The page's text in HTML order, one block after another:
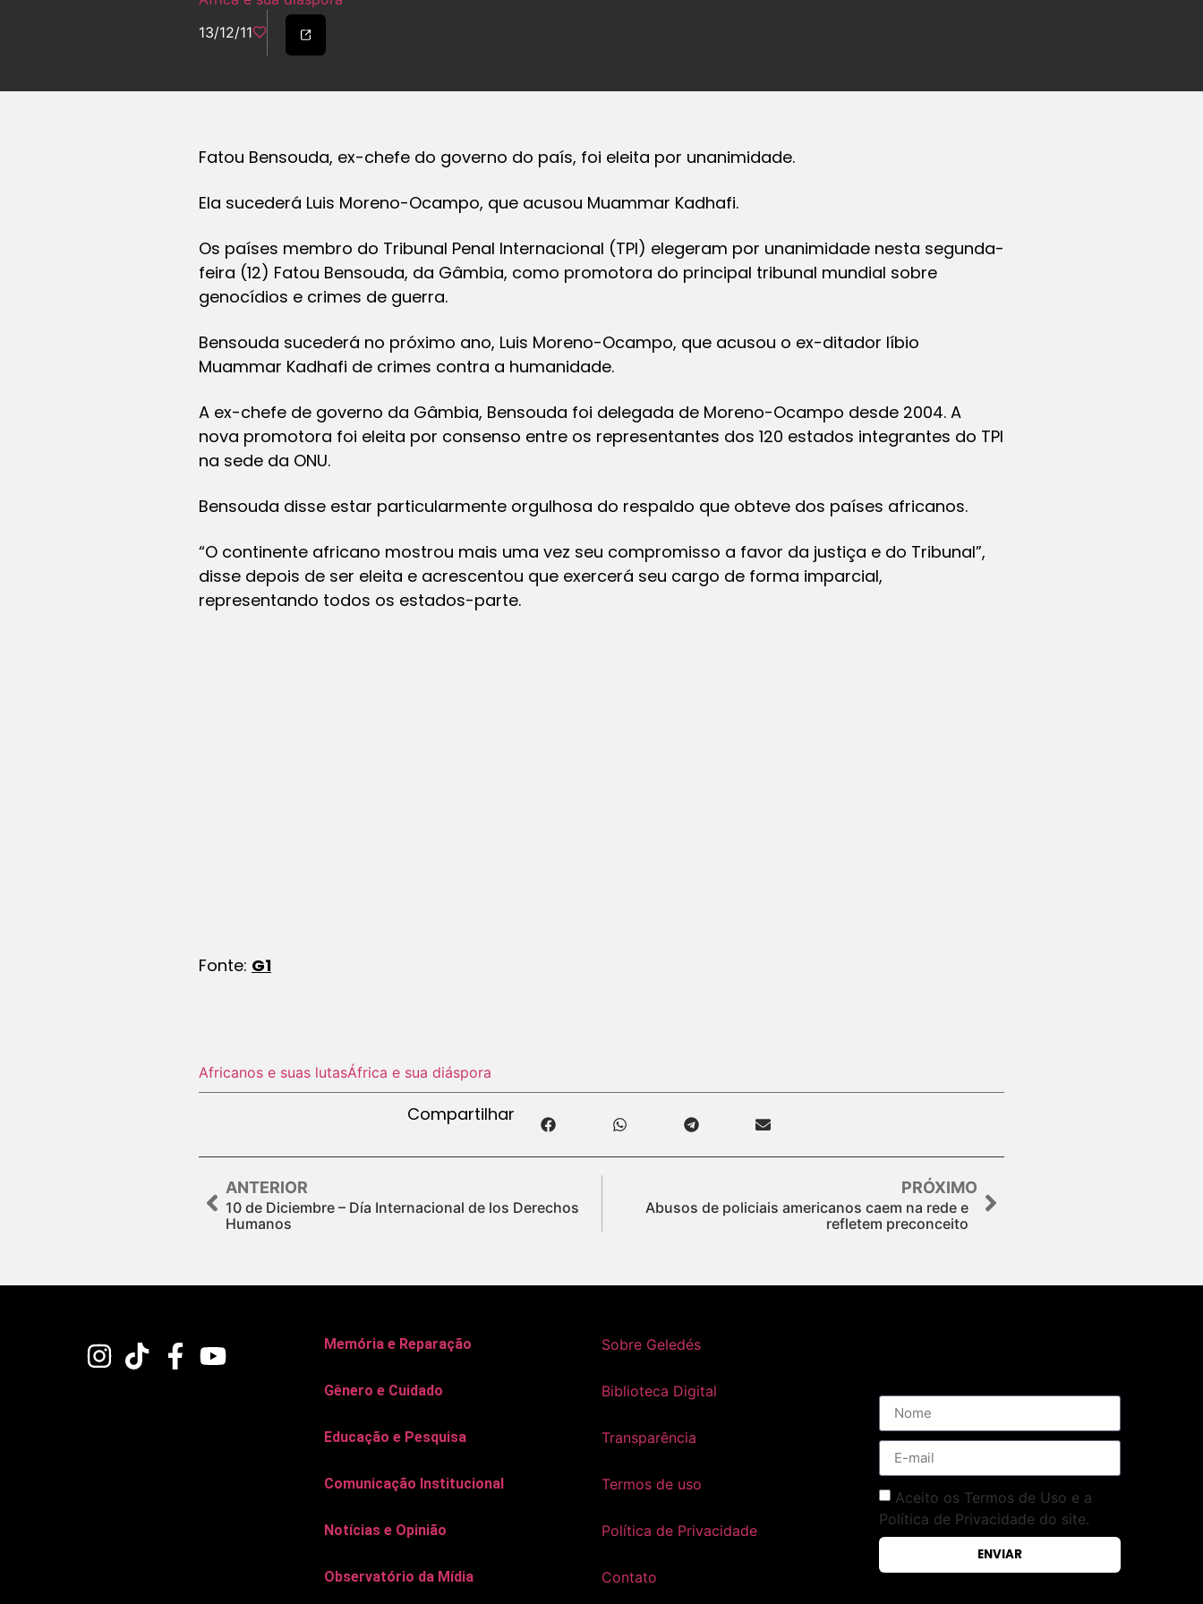
13/12/11
Fatou Bensouda, ex-chefe do governo do país, foi eleita por unanimidade.
Ela sucederá Luis Moreno-Ocampo, que acusou Muammar Kadhafi.
Os países membro do Tribunal Penal Internacional (TPI) elegeram por unanimidade nesta segunda-
feira (12) Fatou Bensouda, da Gâmbia, como promotora do principal tribunal mundial sobre
genocídios e crimes de guerra.
Bensouda sucederá no próximo ano, Luis Moreno-Ocampo, que acusou o ex-ditador líbio
Muammar Kadhafi de crimes contra a humanidade.
A ex-chefe de governo da Gâmbia, Bensouda foi delegada de Moreno-Ocampo desde 2004. A
nova promotora foi eleita por consenso entre os representantes dos 120 estados integrantes do TPI
na sede da ONU.
Bensouda disse estar particularmente orgulhosa do respaldo que obteve dos países africanos.
“O continente africano mostrou mais uma vez seu compromisso a favor da justiça e do Tribunal”,
disse depois de ser eleita e acrescentou que exercerá seu cargo de forma imparcial,
representando todos os estados-parte.
Fonte: G1
Africanos e suas lutasÁfrica e sua diáspora
Compartilhar
ANTERIOR
10 de Diciembre – Día Internacional de los Derechos
Humanos
PRÓXIMO
Abusos de policiais americanos caem na rede e
refletem preconceito
Memória e Reparação
Gênero e Cuidado
Educação e Pesquisa
Comunicação Institucional
Notícias e Opinião
Observatório da Mídia
Sobre Geledés
Biblioteca Digital
Transparência
Termos de uso
Política de Privacidade
Contato
Aceito os Termos de Uso e a
Política de Privacidade do site.
ENVIAR